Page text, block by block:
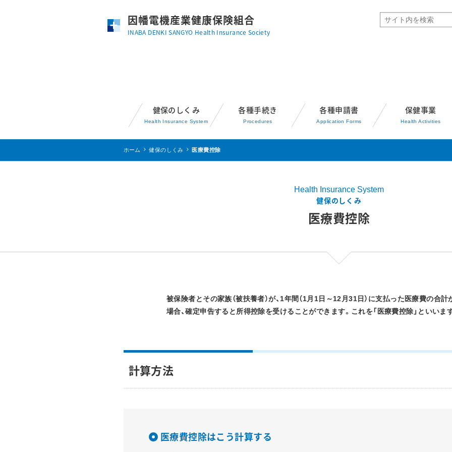
因幡電機産業健康保険組合
INABA DENKI SANGYO Health Insurance Society
健保のしくみ
Health Insurance System
各種手続き
Procedures
各種申請書
Application Forms
保健事業
Health Activities
ホーム 健保のしくみ 医療費控除
Health Insurance System
健保のしくみ
医療費控除
被保険者とその家族（被扶養者）が、1年間（1月1日～12月31日）に支払った医療費の合
場合、確定申告すると所得控除を受けることができます。これを「医療費控除」といいます
計算方法
医療費控除はこう計算する